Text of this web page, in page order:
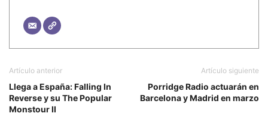
Artículo anterior
Llega a España: Falling In
Reverse y su The Popular
Monstour II
Artículo siguiente
Porridge Radio actuarán en
Barcelona y Madrid en marzo